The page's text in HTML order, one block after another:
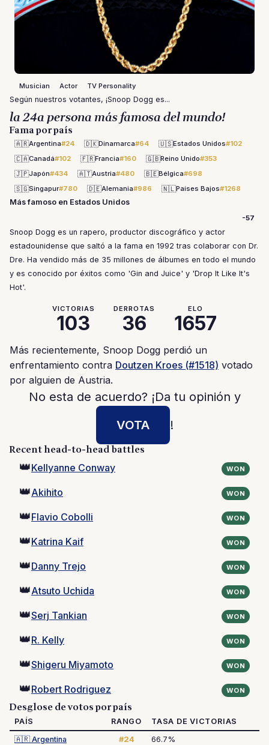
Musician Actor TV Personality
Según nuestros votantes, ¡Snoop Dogg es...
la 24a persona más famosa del mundo!
Fama por país
🇦🇷Argentina#24 🇩🇰Dinamarca#64 🇺🇸Estados Unidos#102
🇨🇦Canadá#102 🇫🇷Francia#160 🇬🇧Reino Unido#353
🇯🇵Japón#434 🇦🇹Austria#480 🇧🇪Bélgica#698
🇸🇬Singapur#780 🇩🇪Alemania#986 🇳🇱Países Bajos#1268
Más famoso en Estados Unidos
-57
Snoop Dogg es un rapero, productor discográfico y actor
estadounidense que saltó a la fama en 1992 tras colaborar con Dr.
Dre. Ha vendido más de 35 millones de álbumes en todo el mundo
y es conocido por éxitos como 'Gin and Juice' y 'Drop It Like It's
Hot'.
VICTORIAS
103
DERROTAS
36
ELO
1657
Más recientemente, Snoop Dogg perdió un
enfrentamiento contra Doutzen Kroes (#1518) votado
por alguien de Austria.
No esta de acuerdo? ¡Da tu opinión y
VOTA
!
Recent head-to-head battles
👑Kellyanne Conway WON
👑Akihito WON
👑Flavio Cobolli WON
👑Katrina Kaif WON
👑Danny Trejo WON
👑Atsuto Uchida WON
👑Serj Tankian WON
👑R. Kelly WON
👑Shigeru Miyamoto WON
👑Robert Rodriguez WON
Desglose de votos por país
PAÍS RANGO
TASA DE VICTORIAS
🇦🇷 Argentina #24
66.7%